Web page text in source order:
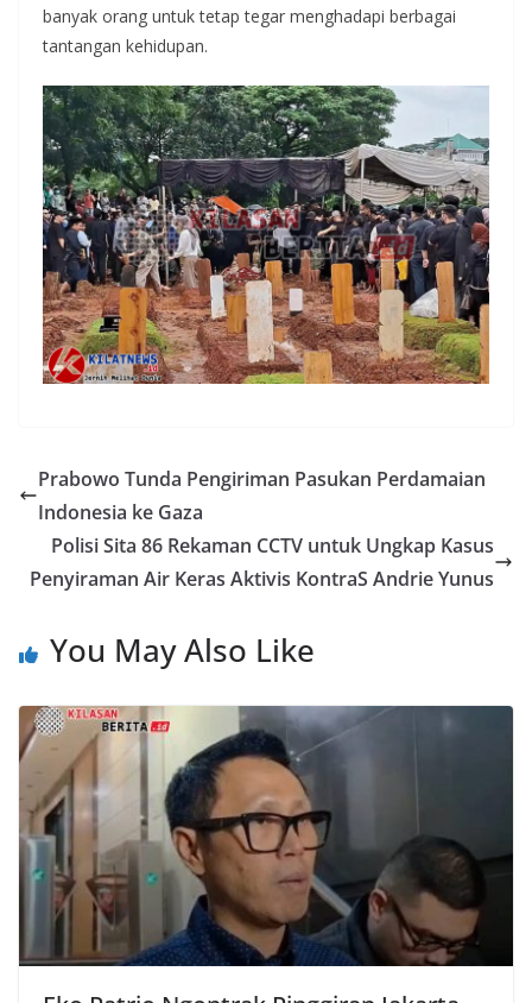
banyak orang untuk tetap tegar menghadapi berbagai
tantangan kehidupan.
Prabowo Tunda Pengiriman Pasukan Perdamaian
Indonesia ke Gaza
Polisi Sita 86 Rekaman CCTV untuk Ungkap Kasus
Penyiraman Air Keras Aktivis KontraS Andrie Yunus
You May Also Like